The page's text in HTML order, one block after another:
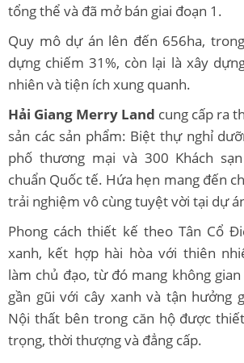
tổng thể và đã mở bán giai đoạn 1.
Quy mô dự án lên đến 656ha,
dựng chiếm 31%, còn lại là xây
nhiên và tiện ích xung quanh.
Hải Giang Merry Land cung cấp ra
sản các sản phẩm: Biệt thự nghỉ
phố thương mại và 300 Khách
chuẩn Quốc tế. Hứa hẹn mang đến
trải nghiệm vô cùng tuyệt vời tại dự
Phong cách thiết kế theo Tân Cổ
xanh, kết hợp hài hòa với thiên
làm chủ đạo, từ đó mang không
gần gũi với cây xanh và tận hưởng
Nội thất bên trong căn hộ được
trọng, thời thượng và đẳng cấp.